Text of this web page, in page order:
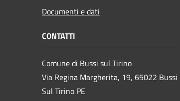
Documenti e dati
CONTATTI
Comune di Bussi sul Tirino
Via Regina Margherita, 19, 65022 Bussi
Sul Tirino PE